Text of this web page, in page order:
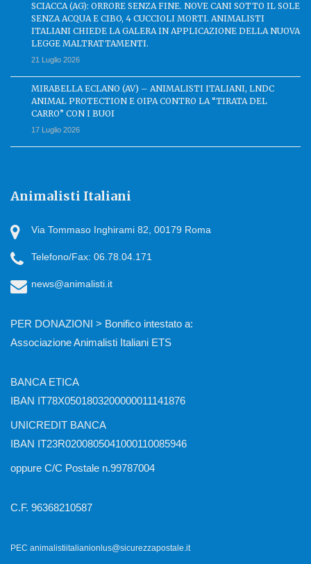
SCIACCA (AG): ORRORE SENZA FINE. NOVE CANI SOTTO IL SOLE
SENZA ACQUA E CIBO, 4 CUCCIOLI MORTI. ANIMALISTI
ITALIANI CHIEDE LA GALERA IN APPLICAZIONE DELLA NUOVA
LEGGE MALTRATTAMENTI.
21 Luglio 2026
MIRABELLA ECLANO (AV) – ANIMALISTI ITALIANI, LNDC
ANIMAL PROTECTION E OIPA CONTRO LA “TIRATA DEL
CARRO” CON I BUOI
17 Luglio 2026
Animalisti Italiani
Via Tommaso Inghirami 82, 00179 Roma
Telefono/Fax: 06.78.04.171
news@animalisti.it
PER DONAZIONI > Bonifico intestato a:
Associazione Animalisti Italiani ETS
BANCA ETICA
IBAN IT78X0501803200000011141876
UNICREDIT BANCA
IBAN IT23R0200805041000110085946
oppure C/C Postale n.99787004
C.F. 96368210587
PEC animalistiitalianionlus@sicurezzapostale.it